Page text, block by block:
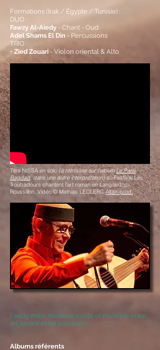
Formations (Irak / Égypte / Tunisie) :
DUO :
Fawzy Al-Aiedy - Chant - Oud
Adel Shams El Din - Percussions
TRIO :
+ Zied Zouari - Violon oriental & Alto
Titre NISSA en solo (à retrouver sur l'albumLe Paris
Bagdad, dans une autre interprétation)au Festival Les
Troubadours chantent l'art roman en Languedoc-
Roussillon. Vidéo © Mathias LECLERC Altaïr-prod.
Fawzy mêle musique écrite et musique orale,
art savant et art populaire.
Albums référents